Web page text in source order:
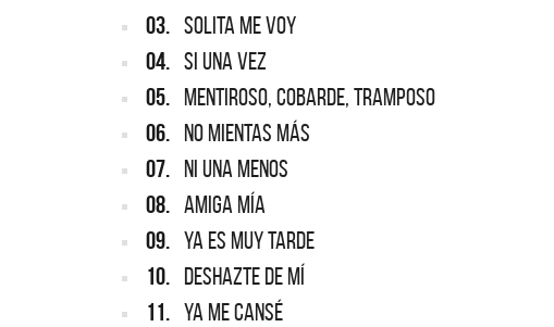
03. SOLITA ME VOY
04. SI UNA VEZ
05. MENTIROSO, COBARDE, TRAMPOSO
06. NO MIENTAS MÁS
07. NI UNA MENOS
08. AMIGA MÍA
09. YA ES MUY TARDE
10. DESHAZTE DE MÍ
11. YA ME CANSÉ